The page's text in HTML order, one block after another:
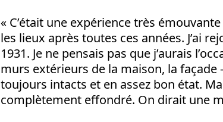
« C’était une expérience très
les lieux après toutes ces années. J’ai
1931. Je ne pensais pas que j’aurais
murs extérieurs de la maison, la façade
toujours intacts et en assez bon état.
complètement effondré. On dirait une